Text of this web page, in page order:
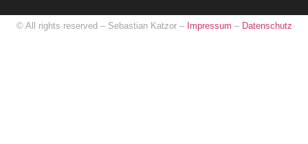
© All rights reserved – Sebastian Katzor – Impressum – Datenschutz